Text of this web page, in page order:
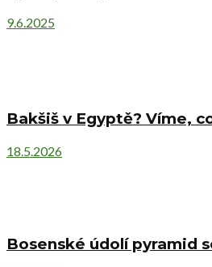
9.6.2025
Bakšiš v Egyptě? Víme,
18.5.2026
Bosenské údolí pyramid